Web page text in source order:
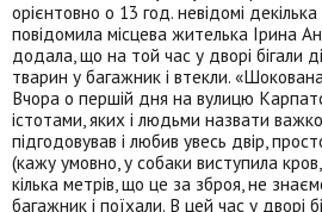
орієнтовно о 13 год. невідомі
повідомила місцева жителька Ірина
додала, що на той час у дворі бігали
тварин у багажник і втекли.
Вчора о першій дня на вулицю
істотами, яких і людьми назвати
підгодовував і любив увесь двір,
(кажу умовно, у собаки виступила
кілька метрів, що це за зброя, не
багажник і поїхали. В цей час у дворі